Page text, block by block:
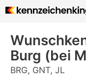
Burg (bei
BRG, GNT, JL